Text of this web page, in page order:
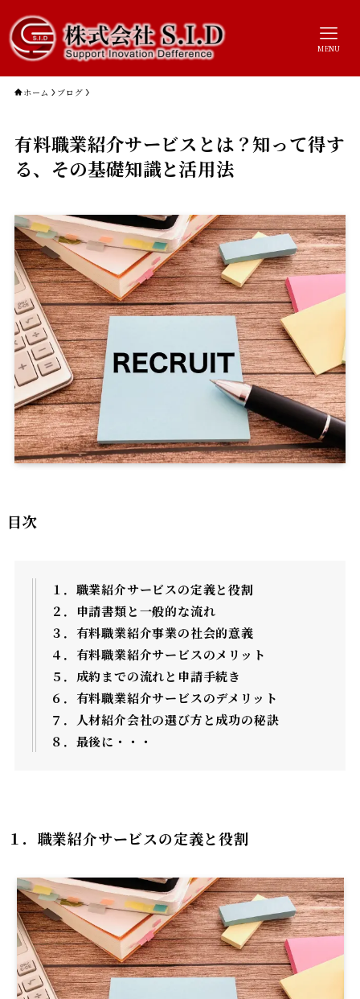
MENU
ホーム ブログ
有料職業紹介サービスとは？知って得す
る、その基礎知識と活用法
目次
１．職業紹介サービスの定義と役割
２．申請書類と一般的な流れ
３． 有料職業紹介事業の社会的意義
４． 有料職業紹介サービスのメリット
５． 成約までの流れと申請手続き
６． 有料職業紹介サービスのデメリット
７．
人材紹介会社の選び方と成功の秘訣
８．最後に・・・
１． 職業紹介サービスの定義と役割